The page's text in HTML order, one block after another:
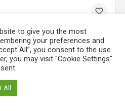
to give you the most
your preferences and
All”, you consent to the use
you may visit "Cookie Settings"
All